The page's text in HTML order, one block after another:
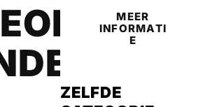
MEER
INFORMATI
E
ZELFDE